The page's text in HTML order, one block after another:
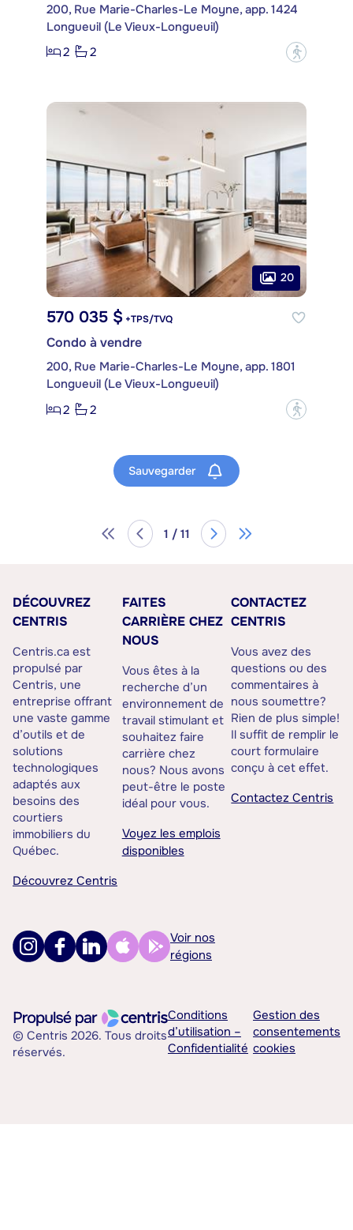
200, Rue Marie-Charles-Le Moyne, app. 1424
Longueuil (Le Vieux-Longueuil)
2
2 ?
20
570 035 $ +TPS/TVQ
Condo à vendre
200, Rue Marie-Charles-Le Moyne, app. 1801
Longueuil (Le Vieux-Longueuil)
2
2 ?
Sauvegarder
1 / 11
DÉCOUVREZ
CENTRIS
Centris.ca est
propulsé par
Centris, une
entreprise offrant
une vaste gamme
d’outils et de
solutions
technologiques
adaptés aux
besoins des
courtiers
immobiliers du
Québec.
Découvrez Centris
FAITES
CARRIÈRE CHEZ
NOUS
Vous êtes à la
recherche d’un
environnement de
travail stimulant et
souhaitez faire
carrière chez
nous? Nous avons
peut-être le poste
idéal pour vous.
Voyez les emplois
disponibles
CONTACTEZ
CENTRIS
Vous avez des
questions ou des
commentaires à
nous soumettre?
Rien de plus simple!
Il suffit de remplir le
court formulaire
conçu à cet effet.
Contactez Centris
Voir nos
régions
© Centris 2026. Tous droits
réservés.
Conditions
d’utilisation –
Confidentialité
Gestion des
consentements
cookies